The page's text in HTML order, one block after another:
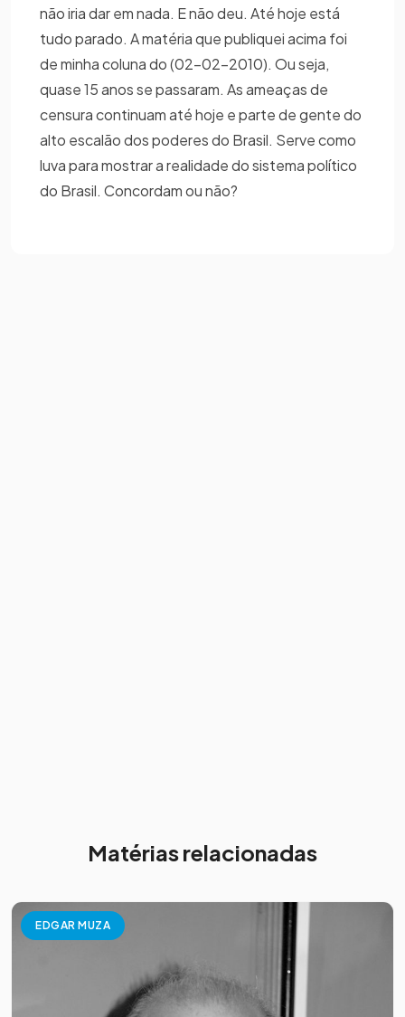
não iria dar em nada. E não deu. Até hoje está
tudo parado. A matéria que publiquei acima foi
de minha coluna do (02-02-2010). Ou seja,
quase 15 anos se passaram. As ameaças de
censura continuam até hoje e parte de gente do
alto escalão dos poderes do Brasil. Serve como
luva para mostrar a realidade do sistema político
do Brasil. Concordam ou não?
Matérias relacionadas
EDGAR MUZA